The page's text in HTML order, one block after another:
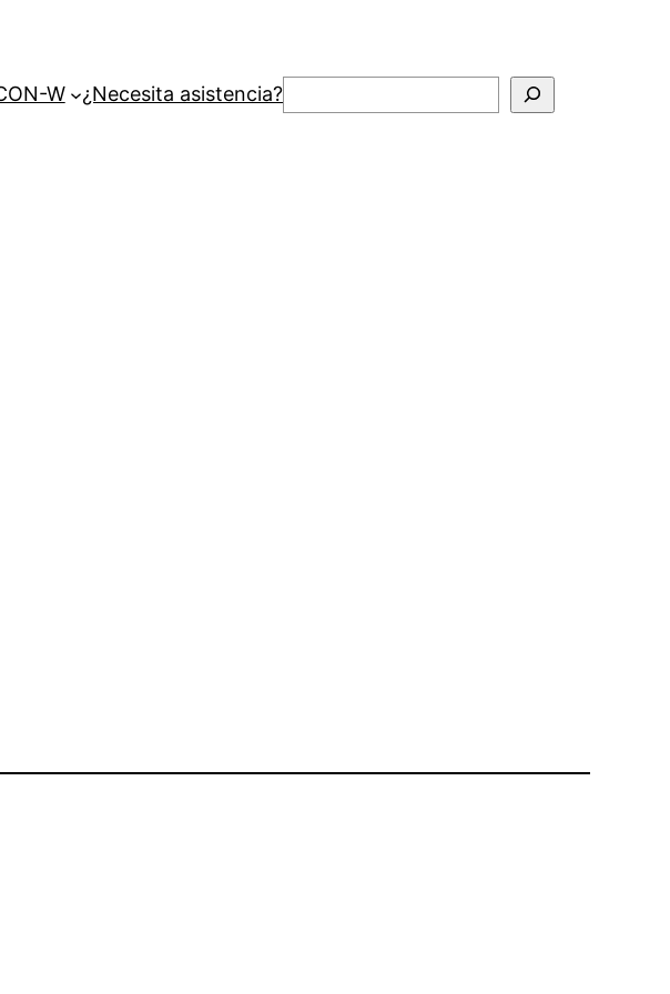
W ¿Necesita asistencia?Buscar